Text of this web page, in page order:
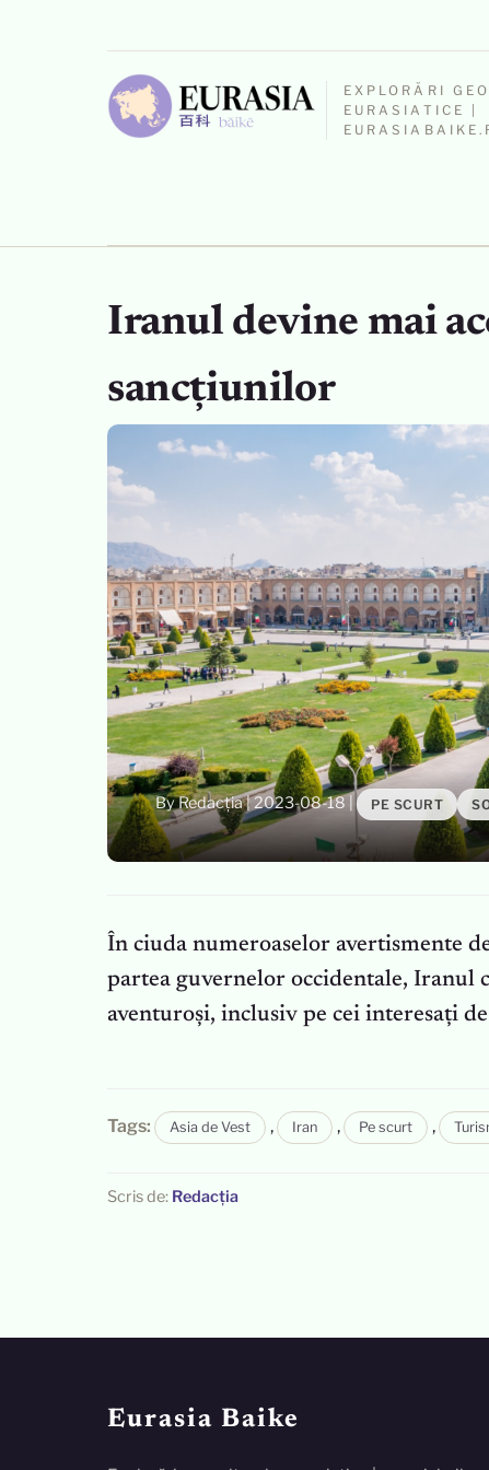
EXPLORĂRI
EURASIATICE |
Iranul devine mai
sancțiunilor
By Redacția|2023-08-18 PE SCURT
În ciuda numeroaselor avertismente
partea guvernelor occidentale,
aventuroși, inclusiv pe cei interesați
Tags: Asia de Vest , Iran , Pe scurt ,
Scris de: Redacția
Eurasia Baike